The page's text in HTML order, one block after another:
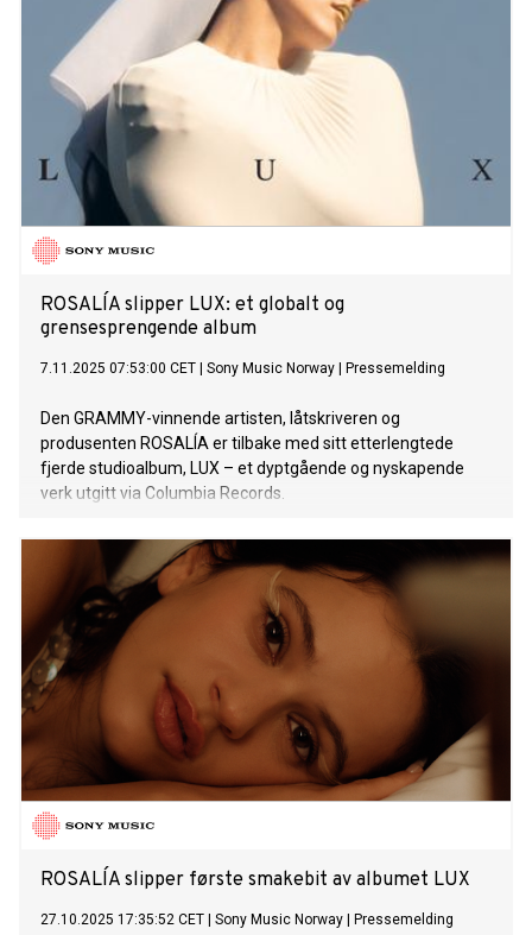
ROSALÍA slipper LUX: et globalt og
grensesprengende album
7.11.2025 07:53:00 CET Sony Music Norway Pressemelding
Den GRAMMY-vinnende artisten, låtskriveren og
produsenten ROSALÍA er tilbake med sitt etterlengtede
fjerde studioalbum, LUX – et dyptgående og nyskapende
verk utgitt via Columbia Records.
ROSALÍA slipper første smakebit av albumet LUX
27.10.2025 17:35:52 CET Sony Music Norway Pressemelding